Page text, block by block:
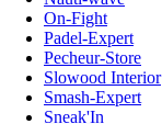
On-Fight
Padel-Expert
Pecheur-Store
Slowood Interior
Smash-Expert
Sneak'In